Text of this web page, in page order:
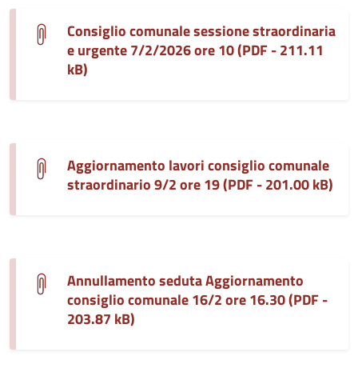
Consiglio comunale sessione straordinaria
e urgente 7/2/2026 ore 10 (PDF - 211.11
kB)
Aggiornamento lavori consiglio comunale
straordinario 9/2 ore 19 (PDF - 201.00 kB)
Annullamento seduta Aggiornamento
consiglio comunale 16/2 ore 16.30 (PDF -
203.87 kB)